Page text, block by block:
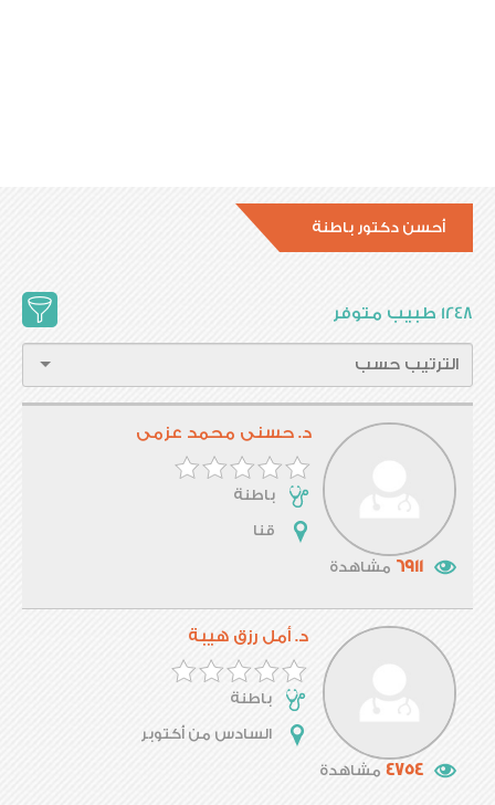
أحسن دكتور باطنة
1248 طبيب متوفر
6911 مشاهدة
د. حسنى محمد عزمى
باطنة
قنا
4754 مشاهدة
د. أمل رزق هيبة
باطنة
السادس من أكتوبر